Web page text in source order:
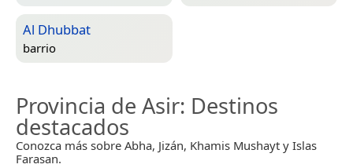
Al Dhubbat
barrio
Provincia de Asir: Destinos
destacados
Conozca más sobre Abha, Jizán, Khamis Mushayt y Islas
Farasan.